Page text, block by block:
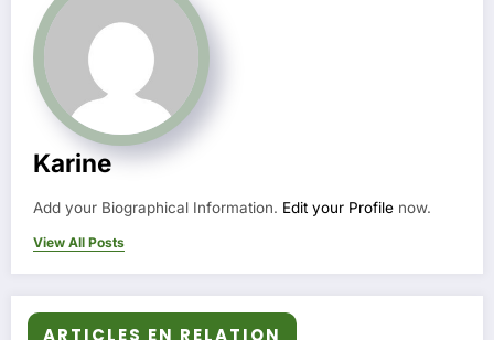
Karine
Add your Biographical Information. Edit your Profile now.
View All Posts
ARTICLES EN RELATION